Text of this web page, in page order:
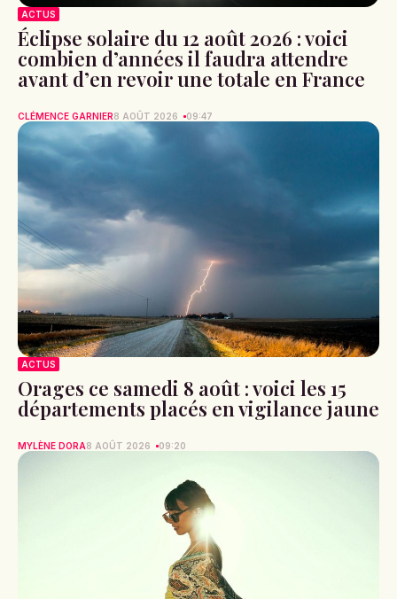
ACTUS
Éclipse solaire du 12 août 2026 : voici
combien d’années il faudra attendre
avant d’en revoir une totale en France
CLÉMENCE GARNIER8 AOÛT 2026 09:47
ACTUS
Orages ce samedi 8 août : voici les 15
départements placés en vigilance jaune
MYLÈNE DORA8 AOÛT 2026 09:20